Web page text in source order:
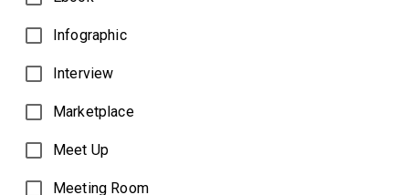
Infographic
Interview
Marketplace
Meet Up
Meeting Room